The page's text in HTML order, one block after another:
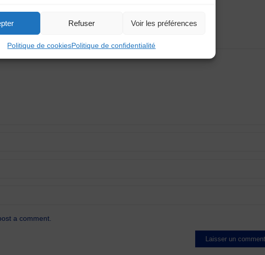
Refuser Voir les préférences
Politique de cookiesPolitique de confidentialité
indiqués avec
a comment.